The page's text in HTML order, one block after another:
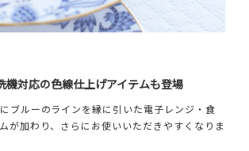
機対応の色線仕上げアイテムも登場
ブルーのラインを縁に引いた電子レンジ・食
が加わり、さらにお使いいただきやすくなりま